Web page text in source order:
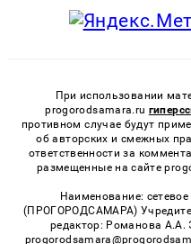
При использовании
progorodsamara.ru
противном случае будут
об авторских и смежных
ответственности за
размещенные на сайте
Наименование: сетевое
(ПРОГОРОДСАМАРА)
редактор: Романова А.А.